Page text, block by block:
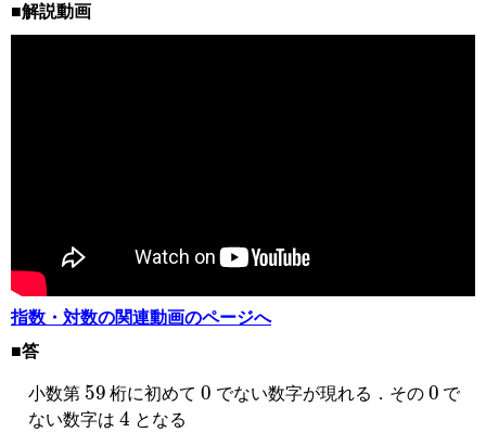
■解説動画
指数・対数の関連動画のページへ
■答
小数第
59
桁に初めて
0
でない数字が現れる．その
0
で
ない数字は
4
となる